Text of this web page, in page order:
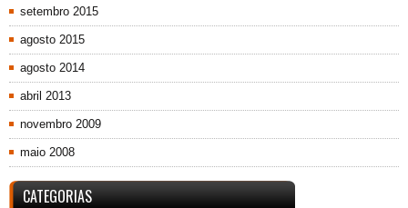
setembro 2015
agosto 2015
agosto 2014
abril 2013
novembro 2009
maio 2008
CATEGORIAS